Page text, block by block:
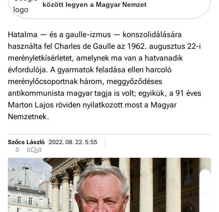
között legyen a Magyar Nemzet
Hatalma — és a gaulle-izmus — konszolidálására
használta fel Charles de Gaulle az 1962. augusztus 22-i
merényletkísérletet, amelynek ma van a hatvanadik
évfordulója. A gyarmatok feladása ellen harcoló
merénylőcsoportnak három, meggyőződéses
antikommunista magyar tagja is volt; egyikük, a 91 éves
Marton Lajos röviden nyilatkozott most a Magyar
Nemzetnek.
Szőcs László
2022. 08. 22. 5:55
0
0 0